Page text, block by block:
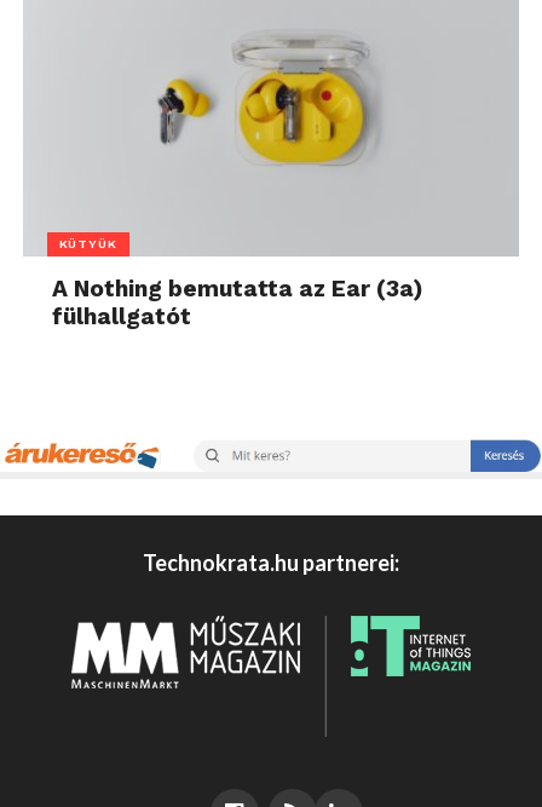
KÜTYÜK
A Nothing bemutatta az Ear (3a)
fülhallgatót
Technokrata.hu partnerei: